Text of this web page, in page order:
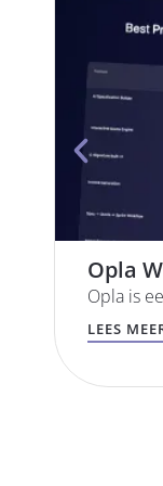
Opla
Opla is
LEES